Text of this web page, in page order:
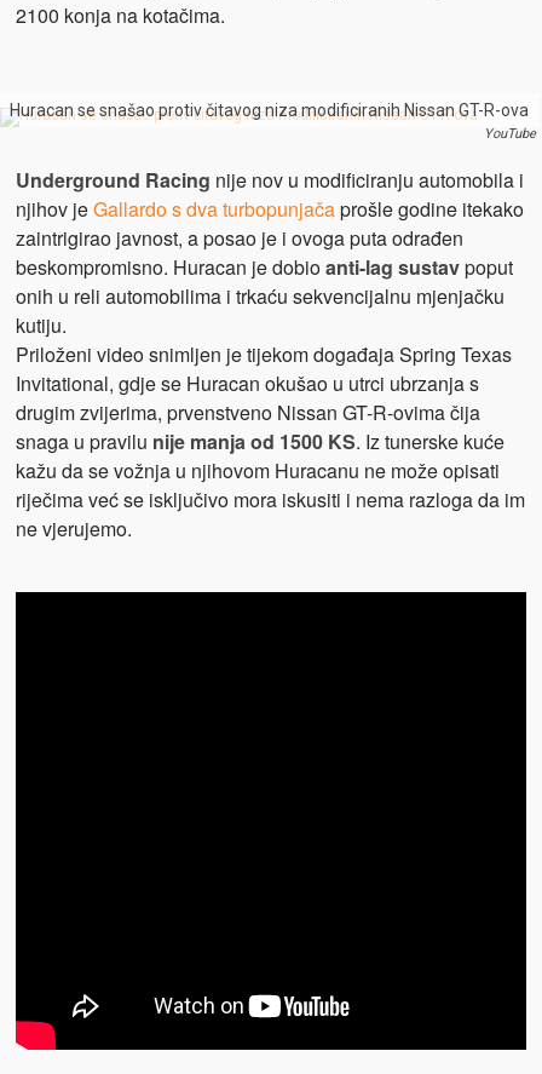
2100 konja na kotačima.
Huracan se snašao protiv čitavog niza modificiranih Nissan GT-R-ova
YouTube
Underground Racing nije nov u modificiranju automobila i
njihov jeGallardo s dva turbopunjačaprošle godine itekako
zaintrigirao javnost, a posao je i ovoga puta odrađen
beskompromisno. Huracan je dobioanti-lag sustavpoput
onih u reli automobilima i trkaću sekvencijalnu mjenjačku
kutiju.
Priloženi video snimljen je tijekom događaja Spring Texas
Invitational, gdje se Huracan okušao u utrci ubrzanja s
drugim zvijerima, prvenstveno Nissan GT-R-ovima čija
snaga u pravilu nije manja od 1500 KS. Iz tunerske kuće
kažu da se vožnja u njihovom Huracanu ne može opisati
riječima već se isključivo mora iskusiti i nema razloga da im
ne vjerujemo.